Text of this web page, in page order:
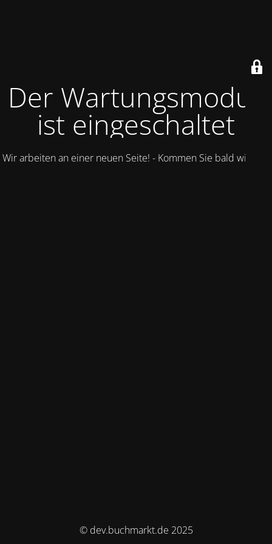
Der Wartungsmodus
ist eingeschaltet
Wir arbeiten an einer neuen Seite! - Kommen Sie bald wieder.
© dev.buchmarkt.de 2025